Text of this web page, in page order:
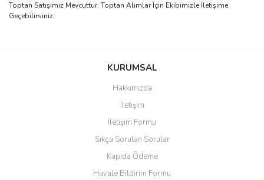
Toptan Satışımız Mevcuttur. Toptan Alımlar İçin Ekibimizle İletişime
Geçebilirsiniz.
Bu ürüne ilk yorumu siz yapın!
Yorum Yaz
Ürün resmi kalitesiz, bozuk veya görüntülenemiyor.
Ürün açıklamasında eksik bilgiler bulunuyor.
Ürün bilgilerinde hatalar bulunuyor.
Ürün fiyatı diğer sitelerden daha pahalı.
Bu ürüne benzer farklı alternatifler olmalı.
KURUMSAL
Hakkımızda
İletişim
İletişim Formu
Sıkça Sorulan Sorular
Kapıda Ödeme
Havale Bildirim Formu